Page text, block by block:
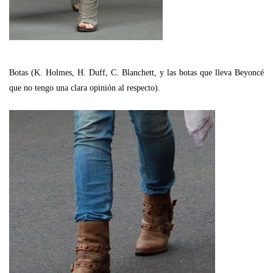
Botas (K. Holmes, H. Duff, C. Blanchett, y las botas que lleva Beyoncé
que no tengo una clara opinión al respecto).